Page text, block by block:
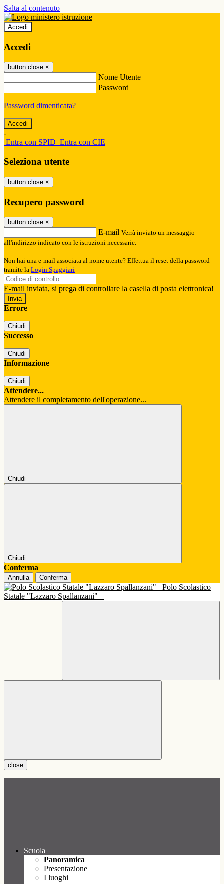
Salta al contenuto
Accedi
Accedi
button close ×
Nome Utente
Password
Password dimenticata?
-
Entra con SPID Entra con CIE
Seleziona utente
button close ×
Recupero password
button close ×
E-mail Verrà inviato un messaggio
all'indirizzo indicato con le istruzioni necessarie.
Non hai una e-mail associata al nome utente? Effettua il reset della password
tramite la Login Spaggiari
E-mail inviata, si prega di controllare la casella di posta elettronica!
Errore
Chiudi
Successo
Chiudi
Informazione
Chiudi
Attendere...
Attendere il completamento dell'operazione...
Chiudi
Chiudi
Conferma
Annulla Conferma
Polo Scolastico
Statale "Lazzaro Spallanzani"
close
Scuola
Panoramica
Presentazione
I luoghi